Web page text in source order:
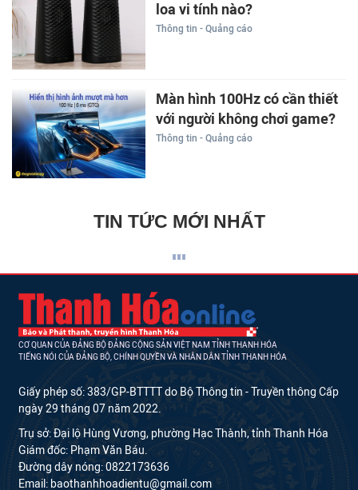
loa vi tính nào?
Thông tin - Quảng cáo
Màn hình 100Hz có cần thiết
với người không chơi game?
Thông tin - Quảng cáo
TIN TỨC MỚI NHẤT
CƠ QUAN CỦA ĐẢNG BỘ ĐẢNG CỘNG SẢN VIỆT NAM TỈNH THANH HÓA
TIẾNG NÓI CỦA ĐẢNG BỘ, CHÍNH QUYỀN VÀ NHÂN DÂN TỈNH THANH HÓA
Giấy phép số: 383/GP-BTTTT do Bộ Thông tin - Truyền thông Cấp
ngày 29 tháng 07 năm 2022.
Trụ sở: Đại lộ Hùng Vương, phường Hạc Thành, tỉnh Thanh Hóa
Giám đốc: Phạm Văn Báu.
Đường dây nóng: 0822173636
Email: baothanhhoadientu@gmail.com